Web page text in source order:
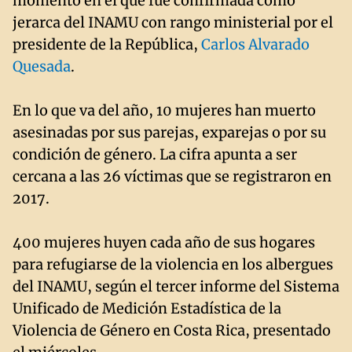
jerarca del INAMU con rango ministerial por el
presidente de la República, Carlos Alvarado
Quesada.
En lo que va del año, 10 mujeres han muerto
asesinadas por sus parejas, exparejas o por su
condición de género. La cifra apunta a ser
cercana a las 26 víctimas que se registraron en
2017.
400 mujeres huyen cada año de sus hogares
para refugiarse de la violencia en los albergues
del INAMU, según el tercer informe del Sistema
Unificado de Medición Estadística de la
Violencia de Género en Costa Rica, presentado